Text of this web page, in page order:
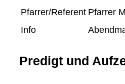
Pfarrer/Referent Pfarrer
Info
Predigt und